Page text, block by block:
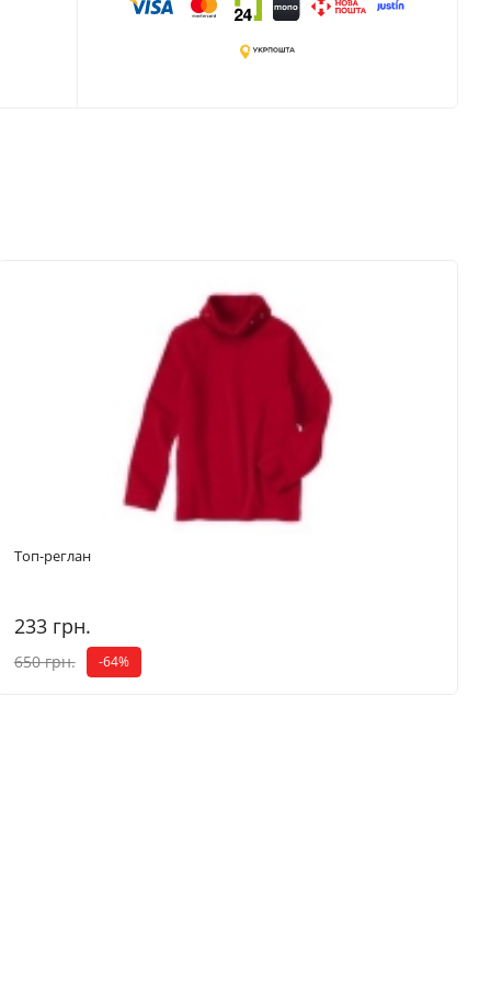
Топ-реглан
233 грн.
650 грн. -64%